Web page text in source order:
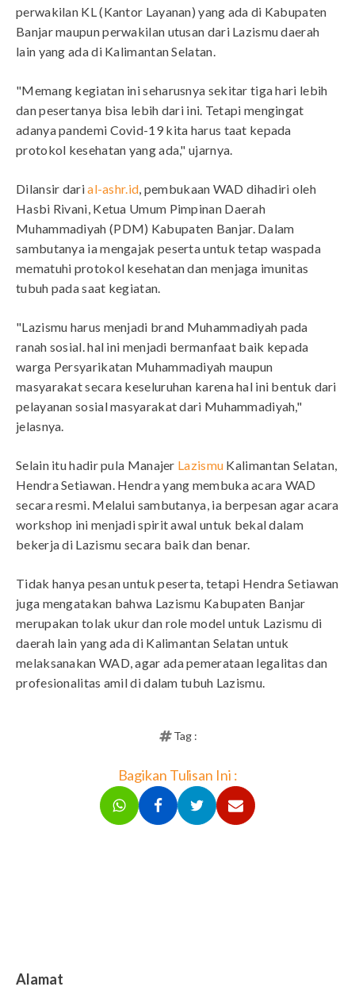
perwakilan KL (Kantor Layanan) yang ada di Kabupaten
Banjar maupun perwakilan utusan dari Lazismu daerah
lain yang ada di Kalimantan Selatan.
"Memang kegiatan ini seharusnya sekitar tiga hari lebih
dan pesertanya bisa lebih dari ini. Tetapi mengingat
adanya pandemi Covid-19 kita harus taat kepada
protokol kesehatan yang ada," ujarnya.
Dilansir darial-ashr.id , pembukaan WAD dihadiri oleh
Hasbi Rivani, Ketua Umum Pimpinan Daerah
Muhammadiyah (PDM) Kabupaten Banjar. Dalam
sambutanya ia mengajak peserta untuk tetap waspada
mematuhi protokol kesehatan dan menjaga imunitas
tubuh pada saat kegiatan.
"Lazismu harus menjadi brand Muhammadiyah pada
ranah sosial. hal ini menjadi bermanfaat baik kepada
warga Persyarikatan Muhammadiyah maupun
masyarakat secara keseluruhan karena hal ini bentuk dari
pelayanan sosial masyarakat dari Muhammadiyah,"
jelasnya.
Selain itu hadir pula Manajer Lazismu Kalimantan Selatan,
Hendra Setiawan. Hendra yang membuka acara WAD
secara resmi. Melalui sambutanya, ia berpesan agar acara
workshop ini menjadi spirit awal untuk bekal dalam
bekerja di Lazismu secara baik dan benar.
Tidak hanya pesan untuk peserta, tetapi Hendra Setiawan
juga mengatakan bahwa Lazismu Kabupaten Banjar
merupakan tolak ukur dan role model untuk Lazismu di
daerah lain yang ada di Kalimantan Selatan untuk
melaksanakan WAD, agar ada pemerataan legalitas dan
profesionalitas amil di dalam tubuh Lazismu.
Tag :
Bagikan Tulisan Ini :
Alamat